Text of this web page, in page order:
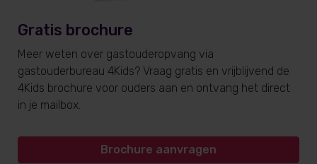
Gratis brochure
Meer weten over gastouderopvang via
gastouderbureau 4Kids? Vraag gratis en vrijblijvend de
4Kids brochure voor ouders aan en ontvang het direct
in je mailbox.
Brochure aanvragen